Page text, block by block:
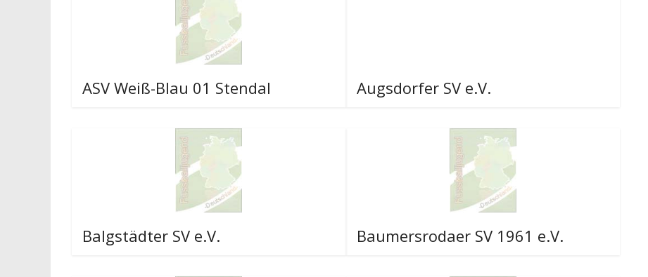
ASV Weiß-Blau 01 Stendal Augsdorfer SV e.V.
Balgstädter SV e.V. Baumersrodaer SV 1961 e.V.